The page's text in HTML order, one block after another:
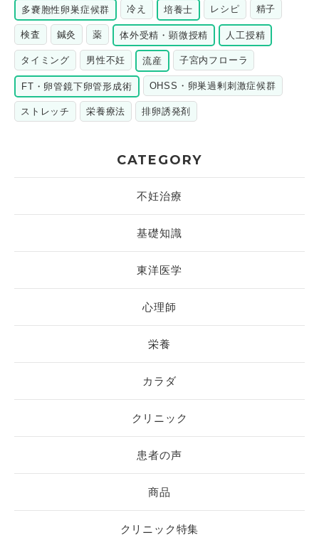
多嚢胞性卵巣症候群 冷え 培養士 レシピ 精子
検査 鍼灸 薬 体外受精・顕微授精 人工授精
タイミング 男性不妊 流産 子宮内フローラ
FT・卵管鏡下卵管形成術 OHSS・卵巣過剰刺激症候群
ストレッチ 栄養療法 排卵誘発剤
CATEGORY
不妊治療
基礎知識
東洋医学
心理師
栄養
カラダ
クリニック
患者の声
商品
クリニック特集